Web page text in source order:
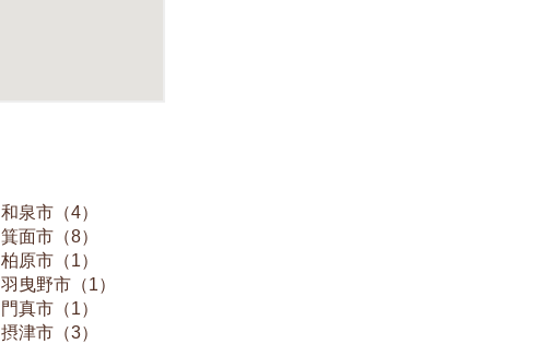
和泉市（4）
箕面市（8）
柏原市（1）
羽曳野市（1）
門真市（1）
摂津市（3）